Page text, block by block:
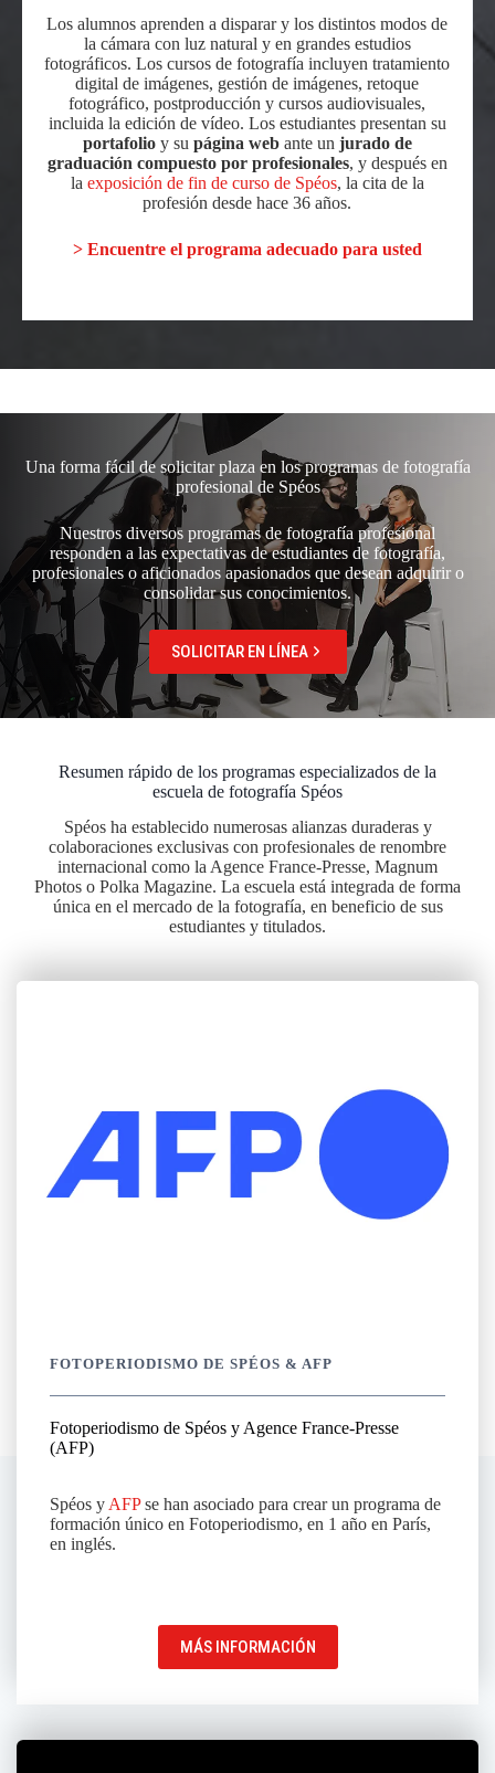
Los alumnos aprenden a disparar y los distintos modos de
la cámara con luz natural y en grandes estudios
fotográficos. Los cursos de fotografía incluyen tratamiento
digital de imágenes, gestión de imágenes, retoque
fotográfico, postproducción y cursos audiovisuales,
incluida la edición de vídeo. Los estudiantes presentan su
portafolioy su página webante un jurado de
graduación compuesto por profesionales, y después en
la exposición de fin de curso de Spéos, la cita de la
profesión desde hace 36 años.
> Encuentre el programa adecuado para usted
Una forma fácil de solicitar plaza en los programas de fotografía
profesional de Spéos
Nuestros diversos programas de fotografía profesional
responden a las expectativas de estudiantes de fotografía,
profesionales o aficionados apasionados que desean adquirir o
consolidar sus conocimientos.
SOLICITAR EN LÍNEA
Resumen rápido de los programas especializados de la
escuela de fotografía Spéos
Spéos ha establecido numerosas alianzas duraderas y
colaboraciones exclusivas con profesionales de renombre
internacional como la Agence France-Presse, Magnum
Photos o Polka Magazine. La escuela está integrada de forma
única en el mercado de la fotografía, en beneficio de sus
estudiantes y titulados.
FOTOPERIODISMO DE SPÉOS & AFP
Fotoperiodismo de Spéos y Agence France-Presse
(AFP)
Spéos y AFPse han asociado para crear un programa de
formación único en Fotoperiodismo, en 1 año en París,
en inglés.
MÁS INFORMACIÓN